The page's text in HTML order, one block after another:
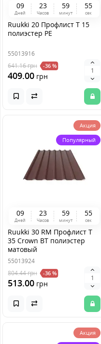
09
Дней
23
Часов
59
минут
54
сек
Ruukki 20 Профлист Т 15
полиэстер PE
55013916
641.16грн -36 %
409.00 грн
Акция
Популярный
09
Дней
23
Часов
59
минут
54
сек
Ruukki 30 RM Профлист T
35 Crown BT полиэстер
матовый
55013924
804.44грн -36 %
513.00 грн
Акция